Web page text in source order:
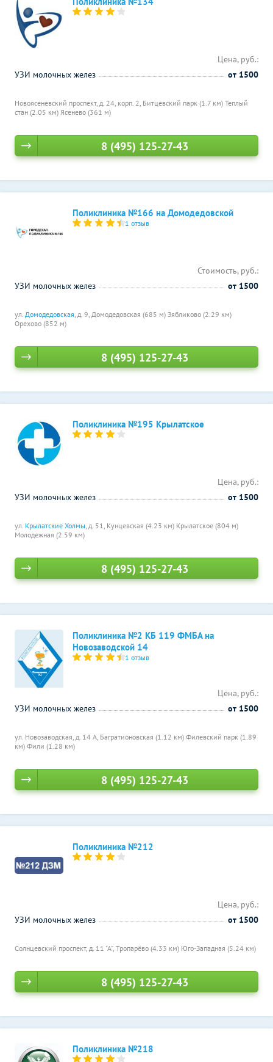
Новоясеневский проспект, д. 24, корп. 2, Битцевский парк (1.7 км) Теплый
стан (2.05 км) Ясенево (361 м)
Цена, руб.:
УЗИ молочных желез
от 1500
8 (495) 125-27-43
Поликлиника №166 на Домодедовской
1 отзыв
ул. Домодедовская, д. 9, Домодедовская (685 м) Зябликово (2.29 км)
Орехово (852 м)
Стоимость, руб.:
УЗИ молочных желез
от 1500
8 (495) 125-27-43
Поликлиника №195 Крылатское
ул. Крылатские Холмы, д. 51, Кунцевская (4.23 км) Крылатское (804 м)
Молодежная (2.59 км)
Цена, руб.:
УЗИ молочных желез
от 1500
8 (495) 125-27-43
Поликлиника №2 КБ 119 ФМБА на
Новозаводской 14
1 отзыв
ул. Новозаводская, д. 14 А, Багратионовская (1.12 км) Филевский парк (1.89
км) Фили (1.28 км)
Цена, руб.:
УЗИ молочных желез
от 1500
8 (495) 125-27-43
Поликлиника №212
Солнцевский проспект, д. 11 "А", Тропарёво (4.33 км) Юго-Западная (5.24 км)
Цена, руб.:
УЗИ молочных желез
от 1500
8 (495) 125-27-43
Поликлиника №218